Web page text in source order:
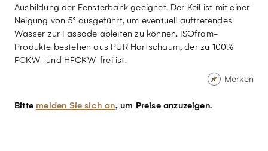
Ausbildung der Fensterbank geeignet. Der Keil ist mit einer
Neigung von 5° ausgeführt, um eventuell auftretendes
Wasser zur Fassade ableiten zu können. ISOfram-
Produkte bestehen aus PUR Hartschaum, der zu 100%
FCKW- und HFCKW-frei ist.
Merken
Bitte melden Sie sich an, um Preise anzuzeigen.